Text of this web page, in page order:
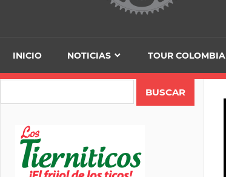
INICIO NOTICIAS TOUR COLOMBIA